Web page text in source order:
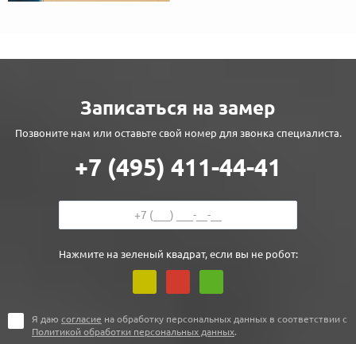
Записаться на замер
Позвоните нам или оставьте свой номер для звонка специалиста.
+7 (495) 411-44-41
Нажмите на зеленый квадрат, если вы не робот:
Я даю согласие на обработку персональных данных в соответствии с
Политикой обработки персональных данных.